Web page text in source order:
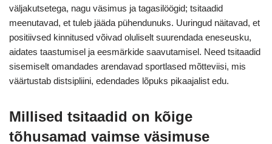
väljakutsetega, nagu väsimus ja tagasilöögid; tsitaadid
meenutavad, et tuleb jääda pühendunuks. Uuringud näitavad, et
positiivsed kinnitused võivad oluliselt suurendada eneseusku,
aidates taastumisel ja eesmärkide saavutamisel. Need tsitaadid
sisemiselt omandades arendavad sportlased mõtteviisi, mis
väärtustab distsipliini, edendades lõpuks pikaajalist edu.
Millised tsitaadid on kõige
tõhusamad vaimse väsimuse